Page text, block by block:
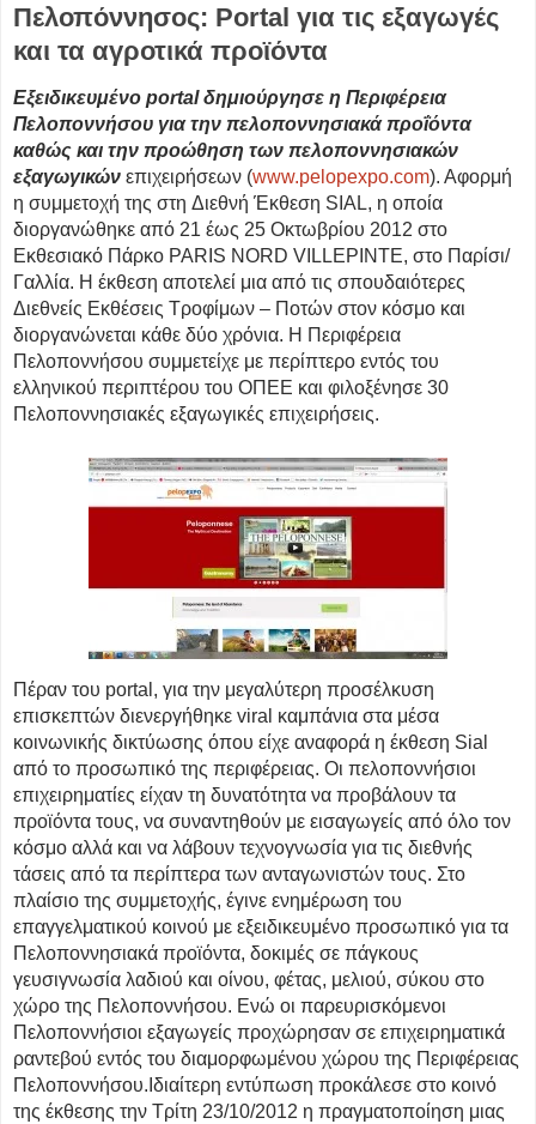
Πελοπόννησος: Portal για τις εξαγωγές
και τα αγροτικά προϊόντα
Εξειδικευμένο portal δημιούργησε η Περιφέρεια
Πελοποννήσου για την πελοποννησιακά προΐόντα
καθώς και την προώθηση των πελοποννησιακών
εξαγωγικών επιχειρήσεων (www.pelopexpo.com). Αφορμή
η συμμετοχή της στη Διεθνή Έκθεση SIAL, η οποία
διοργανώθηκε από 21 έως 25 Οκτωβρίου 2012 στο
Eκθεσιακό Πάρκο PARIS NORD VILLEPINTE, στο Παρίσι/
Γαλλία. Η έκθεση αποτελεί μια από τις σπουδαιότερες
Διεθνείς Εκθέσεις Τροφίμων – Ποτών στον κόσμο και
διοργανώνεται κάθε δύο χρόνια. Η Περιφέρεια
Πελοποννήσου συμμετείχε με περίπτερο εντός του
ελληνικού περιπτέρου του ΟΠΕΕ και φιλοξένησε 30
Πελοποννησιακές εξαγωγικές επιχειρήσεις.
Πέραν του portal, για την μεγαλύτερη προσέλκυση
επισκεπτών διενεργήθηκε viral καμπάνια στα μέσα
κοινωνικής δικτύωσης όπου είχε αναφορά η έκθεση Sial
από το προσωπικό της περιφέρειας. Οι πελοποννήσιοι
επιχειρηματίες είχαν τη δυνατότητα να προβάλουν τα
προϊόντα τους, να συναντηθούν με εισαγωγείς από όλο τον
κόσμο αλλά και να λάβουν τεχνογνωσία για τις διεθνής
τάσεις από τα περίπτερα των ανταγωνιστών τους. Στο
πλαίσιο της συμμετοχής, έγινε ενημέρωση του
επαγγελματικού κοινού με εξειδικευμένο προσωπικό για τα
Πελοποννησιακά προϊόντα, δοκιμές σε πάγκους
γευσιγνωσία λαδιού και οίνου, φέτας, μελιού, σύκου στο
χώρο της Πελοποννήσου. Ενώ οι παρευρισκόμενοι
Πελοποννήσιοι εξαγωγείς προχώρησαν σε επιχειρηματικά
ραντεβού εντός του διαμορφωμένου χώρου της Περιφέρειας
Πελοποννήσου. Ιδιαίτερη εντύπωση προκάλεσε στο κοινό
της έκθεσης την Τρίτη 23/10/2012 η πραγματοποίηση μιας